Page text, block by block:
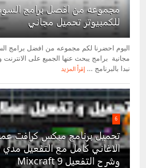
مجموعه من افصل برامج
للكمبيوتر تحميل مجاني
اليوم احضرنا لكم مجموعه من افضل برامج
مجانية برامج يبحث عنها الجميع على
نبدا بالبرنامج ... إقرأ المزيد
6
تحميل برنامج ميكس كرافت
الاغاني كامل مع التفعيل مدي
وشرح التفعيل Mixcraft 9